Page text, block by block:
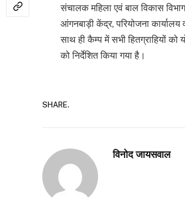
संचालक महिला एवं बाल विकास
आंगनबाड़ी केंद्र, परियोजना
साथ ही कैम्प में सभी हितग्राहियों
को निर्देशित किया गया है।
SHARE.
विनोद जायसवाल